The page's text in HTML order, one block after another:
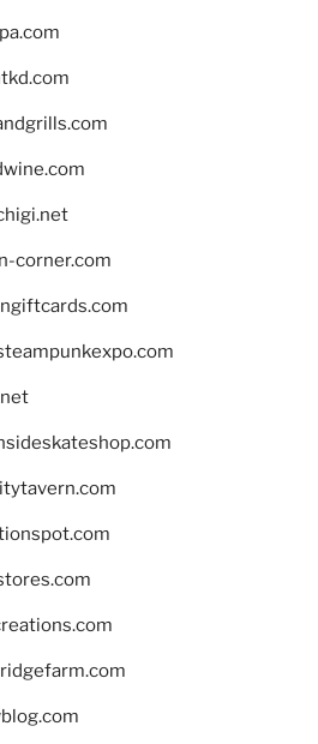
corner.com